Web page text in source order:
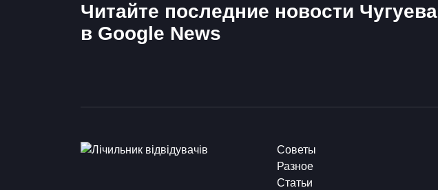
Читайте последние новости Чугуева
в Google News
Советы
Разное
Статьи